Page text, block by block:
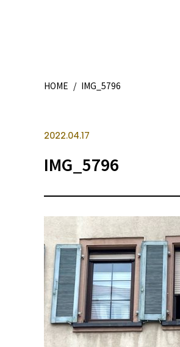
HOME / IMG_5796
2022.04.17
IMG_5796